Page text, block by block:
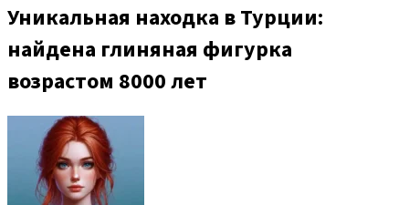
Уникальная находка в Турции:
найдена глиняная фигурка
возрастом 8000 лет